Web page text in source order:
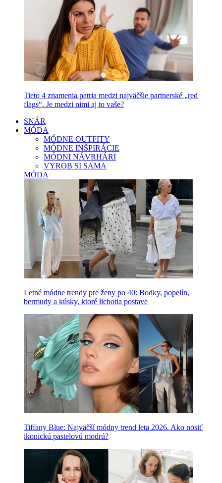
Tieto 4 znamenia patria medzi najväčšie partnerské „red
flags“. Je medzi nimi aj to vaše?
SNÁR
MÓDA
MÓDNE OUTFITY
MÓDNE INŠPIRÁCIE
MÓDNI NÁVRHÁRI
VYROB SI SAMA
MÓDA
Letné módne trendy pre ženy po 40: Bodky, popelín,
bermudy a kúsky, ktoré lichotia postave
Tiffany Blue: Najväčší módny trend leta 2026. Ako nosiť
ikonickú pastelovú modrú?